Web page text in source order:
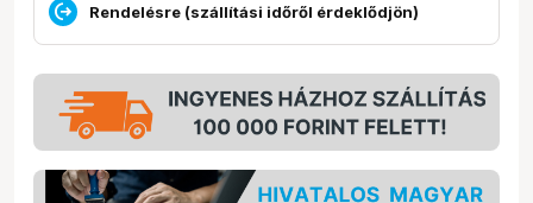
Rendelésre (szállítási időről érdeklődjön)